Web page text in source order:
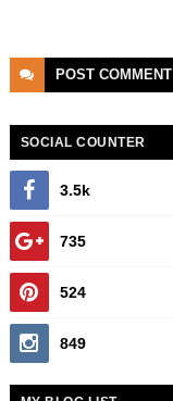
POST COMMENT
SOCIAL COUNTER
3.5k
735
524
849